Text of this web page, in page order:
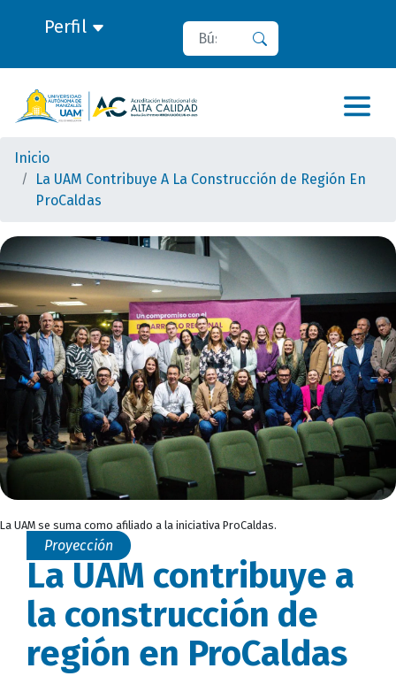
Perfil Buscar
Inicio
La UAM Contribuye A La Construcción de Región En
ProCaldas
La UAM se suma como afiliado a la iniciativa ProCaldas.
Proyección
La UAM contribuye a
la construcción de
región en ProCaldas